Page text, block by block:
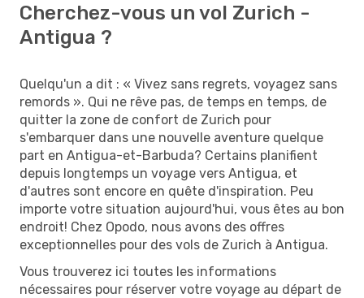
Cherchez-vous un vol Zurich -
Antigua ?
Quelqu'un a dit : « Vivez sans regrets, voyagez sans
remords ». Qui ne rêve pas, de temps en temps, de
quitter la zone de confort de Zurich pour
s'embarquer dans une nouvelle aventure quelque
part en Antigua-et-Barbuda? Certains planifient
depuis longtemps un voyage vers Antigua, et
d'autres sont encore en quête d'inspiration. Peu
importe votre situation aujourd'hui, vous êtes au bon
endroit! Chez Opodo, nous avons des offres
exceptionnelles pour des vols de Zurich à Antigua.
Vous trouverez ici toutes les informations
nécessaires pour réserver votre voyage au départ de